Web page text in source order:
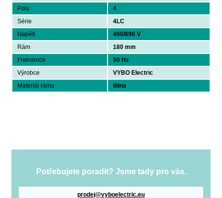
Poly
4
Série
4LC
Napětí
400/690 V
Rám
180 mm
Frekvence
50 Hz
Výrobce
VYBO Electric
Materiál rámu
litina
Potřebujete poradit? Jsme tady pro vás.
prodej@vyboelectric.eu